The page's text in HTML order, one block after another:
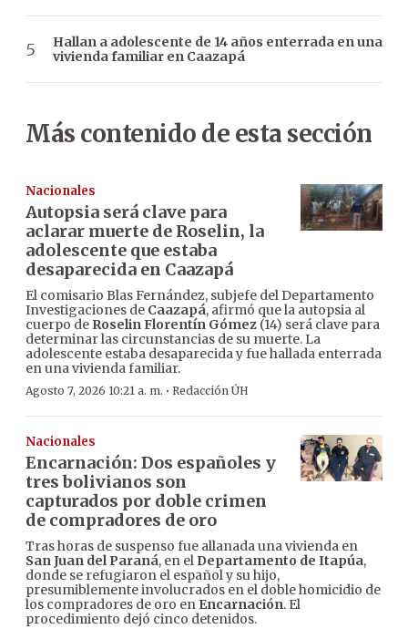
Hallan a adolescente de 14 años enterrada en una
vivienda familiar en Caazapá
Más contenido de esta sección
Nacionales
Autopsia será clave para
aclarar muerte de Roselin, la
adolescente que estaba
desaparecida en Caazapá
El comisario Blas Fernández, subjefe del Departamento
Investigaciones de Caazapá, afirmó que la autopsia al
cuerpo de Roselin Florentín Gómez (14) será clave para
determinar las circunstancias de su muerte. La
adolescente estaba desaparecida y fue hallada enterrada
en una vivienda familiar.
Agosto 7, 2026 10:21 a. m. · Redacción ÚH
Nacionales
Encarnación: Dos españoles y
tres bolivianos son
capturados por doble crimen
de compradores de oro
Tras horas de suspenso fue allanada una vivienda en
San Juan del Paraná, en el Departamento de Itapúa,
donde se refugiaron el español y su hijo,
presumiblemente involucrados en el doble homicidio de
los compradores de oro en Encarnación. El
procedimiento dejó cinco detenidos.